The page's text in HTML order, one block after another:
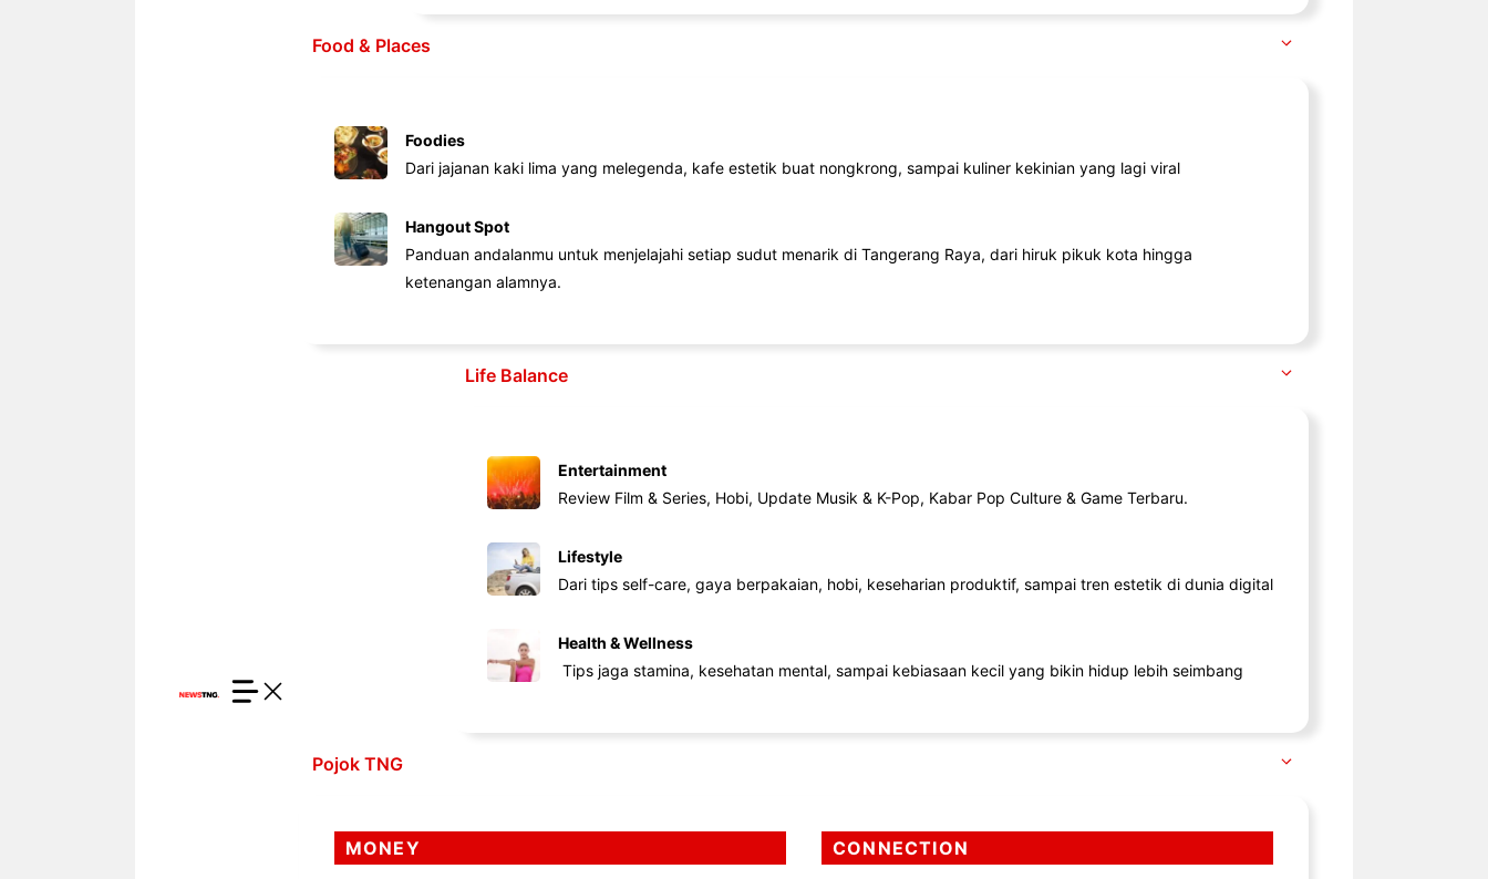
Food & Places
Foodies
Dari jajanan kaki lima yang melegenda, kafe estetik buat nongkrong, sampai kuliner kekinian yang lagi viral
Hangout Spot
Panduan andalanmu untuk menjelajahi setiap sudut menarik di Tangerang Raya, dari hiruk pikuk kota hingga
ketenangan alamnya.
Life Balance
Entertainment
Review Film & Series, Hobi, Update Musik & K-Pop, Kabar Pop Culture & Game Terbaru.
Lifestyle
Dari tips self-care, gaya berpakaian, hobi, keseharian produktif, sampai tren estetik di dunia digital
Health & Wellness
Tips jaga stamina, kesehatan mental, sampai kebiasaan kecil yang bikin hidup lebih seimbang
Pojok TNG
MONEY CONNECTION